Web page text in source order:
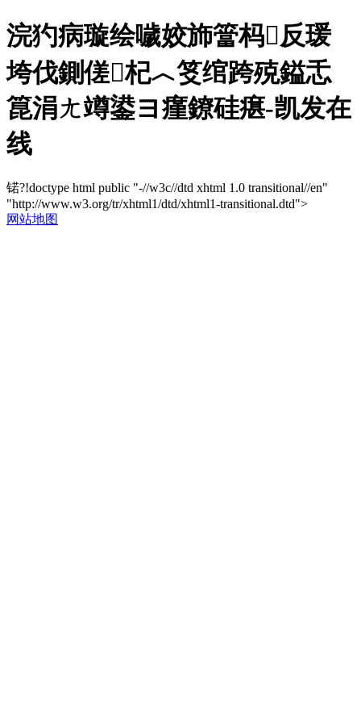
浣犳病璇绘噦姣斾簹杩反瑗
垮伐鍘傞杞︿笅绾跨殑鎰忎
箟涓ㄤ竴鍙ヨ瘽鐐硅瘎-凯发在
线
锘?!doctype html public "-//w3c//dtd xhtml 1.0 transitional//en"
"http://www.w3.org/tr/xhtml1/dtd/xhtml1-transitional.dtd">
网站地图